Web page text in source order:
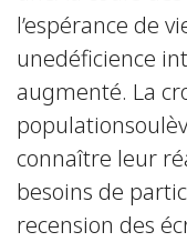
l’espérance de
unedéficience
augmenté. La
connaître leur
besoins de
recension des